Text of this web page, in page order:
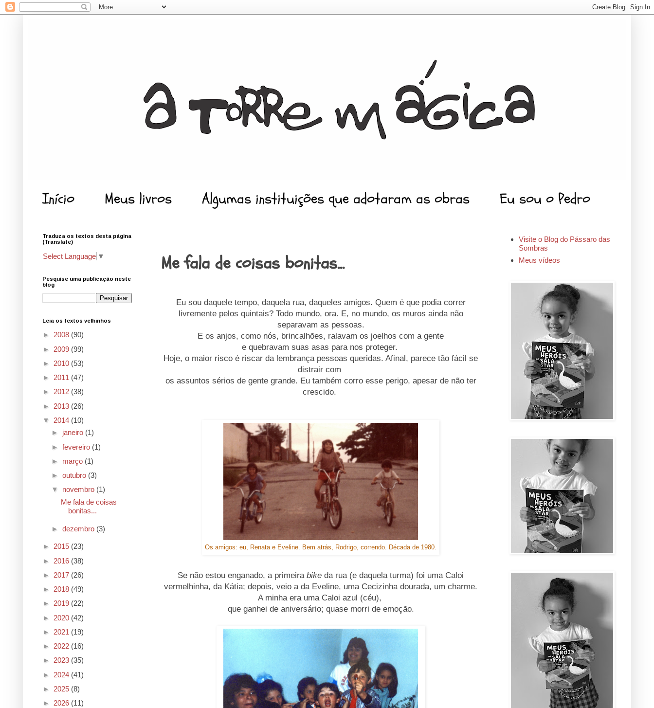
Início Meus livros Algumas instituições que adotaram as obras Eu sou o Pedro
Me fala de coisas bonitas...
Eu sou daquele tempo, daquela rua, daqueles amigos. Quem é que podia correr
livremente pelos quintais? Todo mundo, ora. E, no mundo, os muros ainda não
separavam as pessoas.
E os anjos, como nós, brincalhões, ralavam os joelhos com a gente
e quebravam suas asas para nos proteger.
Hoje, o maior risco é riscar da lembrança pessoas queridas. Afinal, parece tão fácil se
distrair com
os assuntos sérios de gente grande. Eu também corro esse perigo, apesar de não ter
crescido.
Os amigos: eu, Renata e Eveline. Bem atrás, Rodrigo, correndo. Década de 1980.
Se não estou enganado, a primeira bike da rua (e daquela turma) foi uma Caloi
vermelhinha, da Kátia; depois, veio a da Eveline, uma Cecizinha dourada, um charme.
A minha era uma Caloi azul (céu),
que ganhei de aniversário; quase morri de emoção.
Traduza os textos desta página
(Translate)
Select Language ▼
Pesquise uma publicação neste
blog
Leia os textos velhinhos
► 2008 (90)
► 2009 (99)
► 2010 (53)
► 2011 (47)
► 2012 (38)
► 2013 (26)
▼ 2014 (10)
► janeiro (1)
► fevereiro (1)
► março (1)
► outubro (3)
▼ novembro (1)
Me fala de coisas
bonitas...
► dezembro (3)
► 2015 (23)
► 2016 (38)
► 2017 (26)
► 2018 (49)
► 2019 (22)
► 2020 (42)
► 2021 (19)
► 2022 (16)
► 2023 (35)
► 2024 (41)
► 2025 (8)
► 2026 (11)
Visite o Blog do Pássaro das
Sombras
Meus vídeos